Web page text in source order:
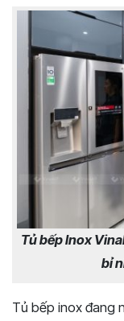
Tủ bếp Inox
bỉ
Tủ bếp inox đang